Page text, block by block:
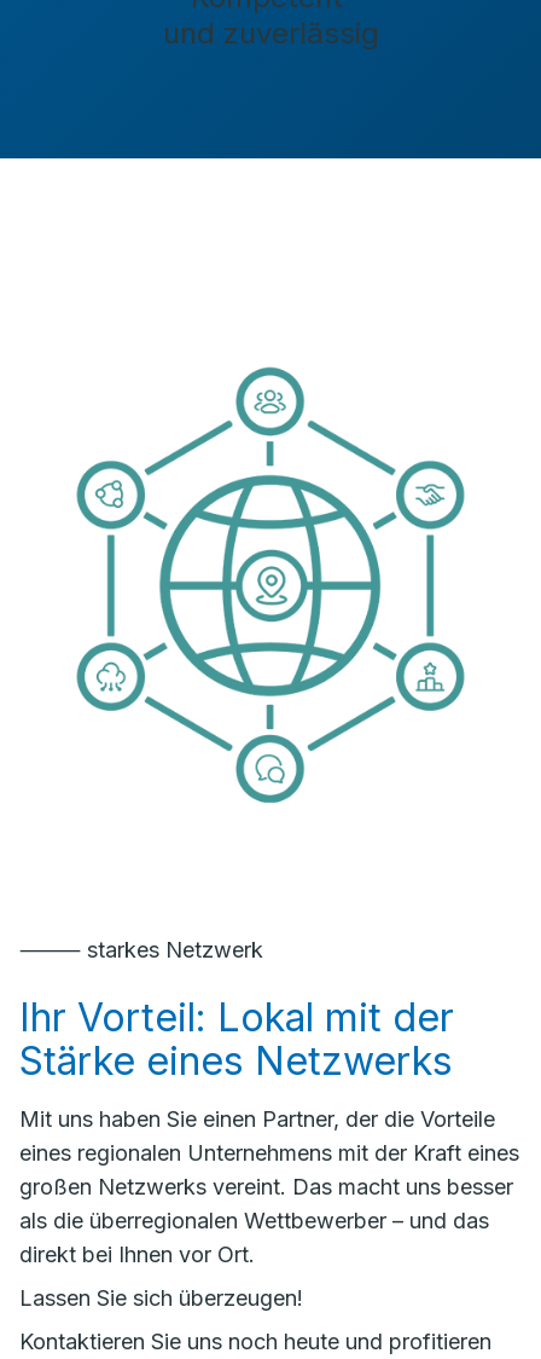
und zuverlässig
⸻ starkes Netzwerk
Ihr Vorteil: Lokal mit der
Stärke eines Netzwerks
Mit uns haben Sie einen Partner, der die Vorteile
eines regionalen Unternehmens mit der Kraft eines
großen Netzwerks vereint. Das macht uns besser
als die überregionalen Wettbewerber – und das
direkt bei Ihnen vor Ort.
Lassen Sie sich überzeugen!
Kontaktieren Sie uns noch heute und profitieren